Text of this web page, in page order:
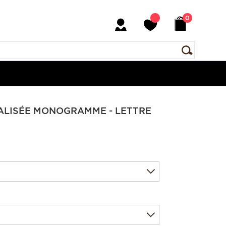
0
MONOGRAMME - LETTRE